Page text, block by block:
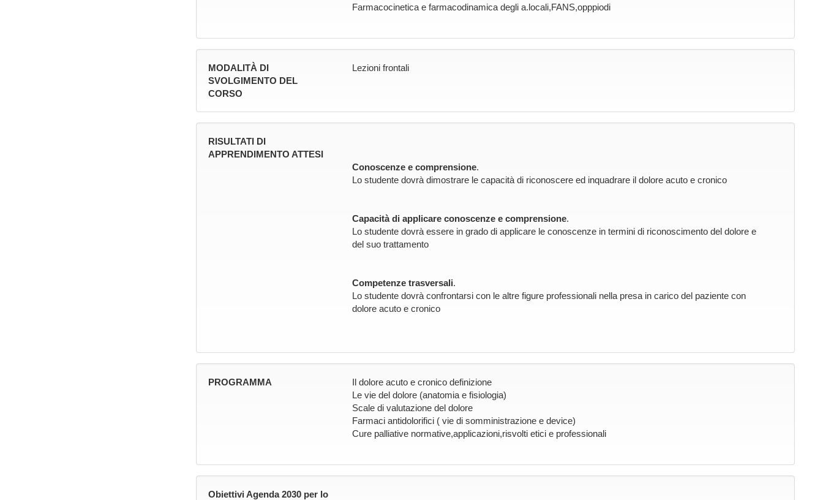
Farmacocinetica e farmacodinamica degli a.locali,FANS,opppiodi
MODALITÀ DI
SVOLGIMENTO DEL
CORSO
Lezioni frontali
RISULTATI DI
APPRENDIMENTO ATTESI
Conoscenze e comprensione.
Lo studente dovrà dimostrare le capacità di riconoscere ed inquadrare il dolore acuto e cronico
Capacità di applicare conoscenze e comprensione.
Lo studente dovrà essere in grado di applicare le conoscenze in termini di riconoscimento del dolore e
del suo trattamento
Competenze trasversali.
Lo studente dovrà confrontarsi con le altre figure professionali nella presa in carico del paziente con
dolore acuto e cronico
PROGRAMMA
Il dolore acuto e cronico definizione
Le vie del dolore (anatomia e fisiologia)
Scale di valutazione del dolore
Farmaci antidolorifici ( vie di somministrazione e device)
Cure palliative normative,applicazioni,risvolti etici e professionali
Obiettivi Agenda 2030 per lo